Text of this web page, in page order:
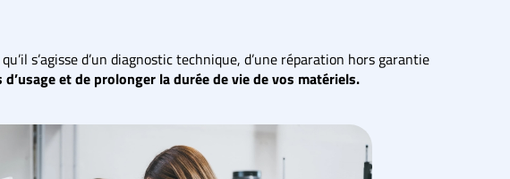
s’agisse d’un diagnostic technique, d’une réparation hors garantie
et de prolonger la durée de vie de vos matériels.